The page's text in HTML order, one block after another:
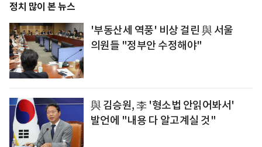
정치 많이 본 뉴스
'부동산세 역풍' 비상 걸린 與 서울
의원들 "정부안 수정해야"
與 김승원, 李 '형소법 안읽어봐서'
발언에 "내용 다 알고계실 것"